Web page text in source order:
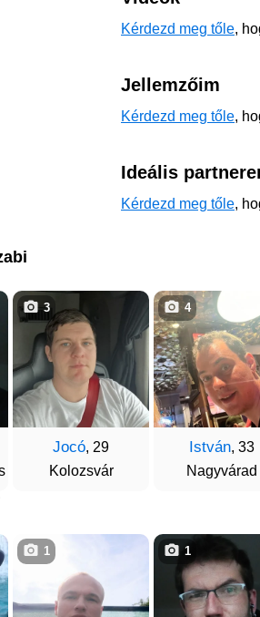
Kérdezd meg tőle,
Jellemzőim
Kérdezd meg tőle,
Ideális
Kérdezd meg tőle,
Jocó, 29
Kolozsvár
3
István, 33
Nagyvárad
4
1 1